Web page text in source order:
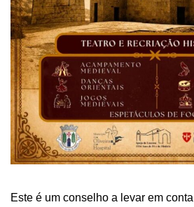
Este é um conselho a levar em conta